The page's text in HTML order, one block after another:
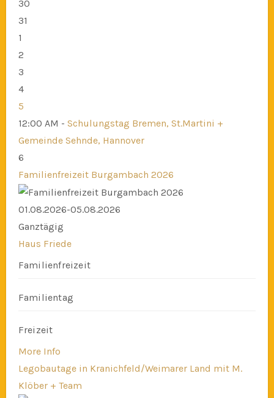
30
31
1
2
3
4
5
12:00 AM - Schulungstag Bremen, St.Martini +
Gemeinde Sehnde, Hannover
6
Familienfreizeit Burgambach 2026
01.08.2026-05.08.2026
Ganztägig
Haus Friede
Familienfreizeit
Familientag
Freizeit
More Info
Legobautage in Kranichfeld/Weimarer Land mit M.
Klöber + Team